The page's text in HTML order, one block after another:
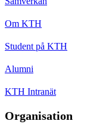
Om KTH
Student på KTH
Alumni
KTH Intranät
Organisation